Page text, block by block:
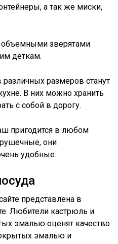
а так же миски,
объемными зверятами
деткам.
размеров станут
В них можно хранить
с собой в дорогу.
пригодится в любом
они
удобные.
представлена в
Любители кастрюль и
эмалью оценят качество
эмалью и